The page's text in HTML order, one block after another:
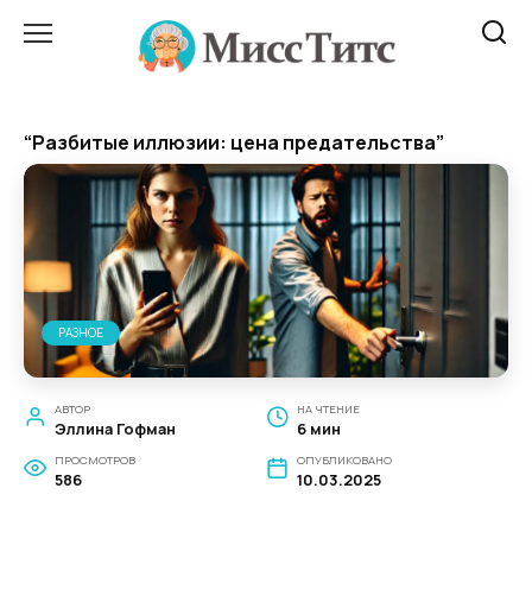
“Разбитые иллюзии: цена предательства”
РАЗНОЕ
АВТОР
Эллина Гофман
НА ЧТЕНИЕ
6 мин
ПРОСМОТРОВ
586
ОПУБЛИКОВАНО
10.03.2025